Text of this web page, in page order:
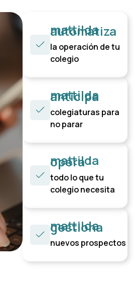
mattilda
automatiza
la operación de tu
colegio
mattilda
anticipa
colegiaturas para
no parar
mattilda
opera
todo lo que tu
colegio necesita
mattilda
gestiona
nuevos prospectos